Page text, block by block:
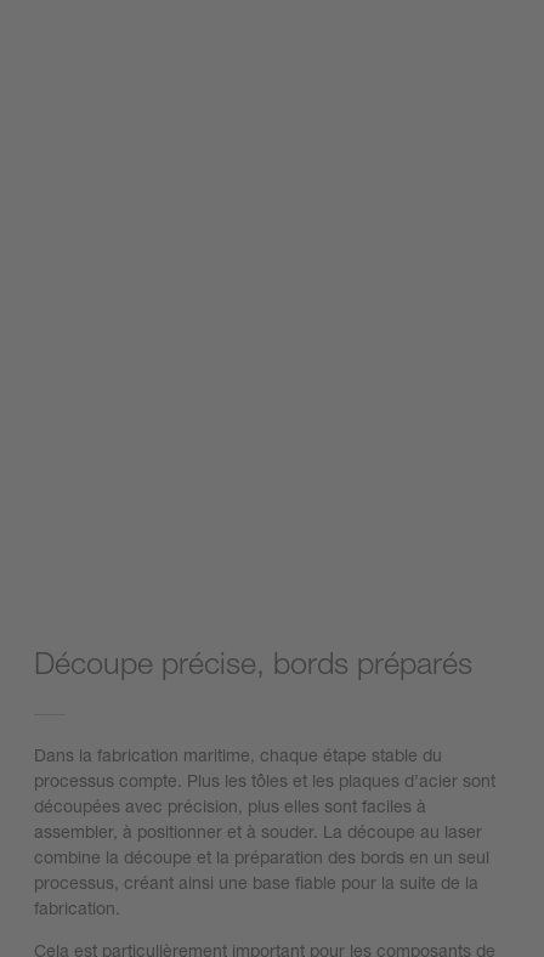
Découpe précise, bords préparés
Dans la fabrication maritime, chaque étape stable du
processus compte. Plus les tôles et les plaques d’acier sont
découpées avec précision, plus elles sont faciles à
assembler, à positionner et à souder. La découpe au laser
combine la découpe et la préparation des bords en un seul
processus, créant ainsi une base fiable pour la suite de la
fabrication.
Cela est particulièrement important pour les composants de